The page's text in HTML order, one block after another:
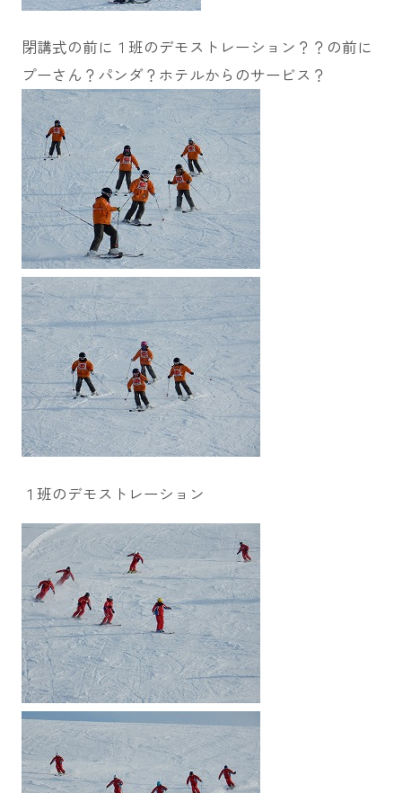
閉講式の前に１班のデモストレーション？？の前に
プーさん？パンダ？ホテルからのサービス？
１班のデモストレーション